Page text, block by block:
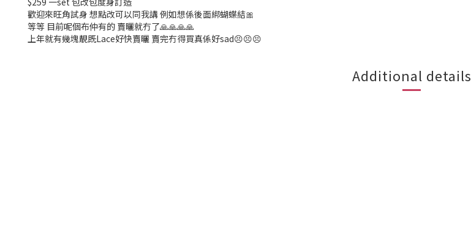
歡迎來旺角試身 想點改可以同我講 例如想係後面綁蝴蝶結🎀
等等 目前呢個布仲有的 賣曬就冇了🙏🙏🙏🙏
上年就有幾塊靚既Lace好快賣曬 賣完冇得買真係好sad😣😣😣
Additional details